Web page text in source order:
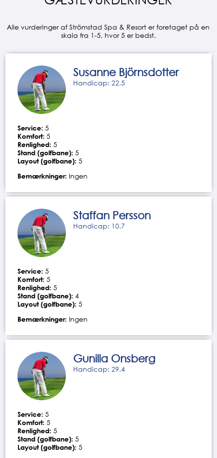
Alle vurderinger af Strömstad Spa & Resort er foretaget på en
skala fra 1-5, hvor 5 er bedst.
Susanne Björnsdotter
Handicap: 22.5
Service: 5
Komfort: 5
Renlighed: 5
Stand (golfbane): 5
Layout (golfbane): 5
Bemærkninger: Ingen
Staffan Persson
Handicap: 10.7
Service: 5
Komfort: 5
Renlighed: 5
Stand (golfbane): 4
Layout (golfbane): 5
Bemærkninger: Ingen
Gunilla Onsberg
Handicap: 29.4
Service: 5
Komfort: 5
Renlighed: 5
Stand (golfbane): 5
Layout (golfbane): 5